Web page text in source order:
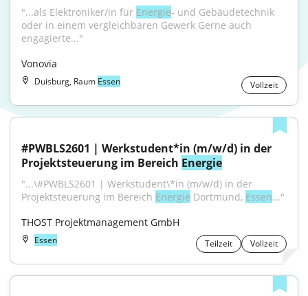
"...als Elektroniker/in für Energie- und Gebäudetechnik
oder in einem vergleichbaren Gewerk Gerne auch
engagierte..."
Vonovia
Duisburg, Raum Essen Vollzeit
#PWBLS2601 | Werkstudent*in (m/w/d) in der
Projektsteuerung im Bereich Energie
"...\#PWBLS2601 | Werkstudent\*in (m/w/d) in der
Projektsteuerung im Bereich Energie Dortmund, Essen..."
THOST Projektmanagement GmbH
Essen Teilzeit Vollzeit